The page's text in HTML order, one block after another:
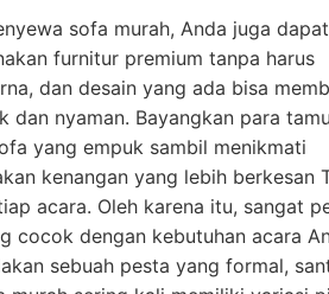
sofa murah, Anda juga dapat
furnitur premium tanpa harus
dan desain yang ada bisa
dan nyaman. Bayangkan para tamu
yang empuk sambil menikmati
kenangan yang lebih berkesan
acara. Oleh karena itu, sangat
cocok dengan kebutuhan acara
sebuah pesta yang formal,